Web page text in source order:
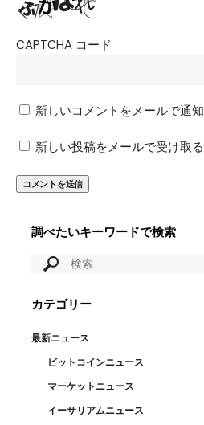
CAPTCHA コード
新しいコメントをメールで通知
新しい投稿をメールで受け取る
調べたいキーワードで検索
カテゴリー
最新ニュース
ビットコインニュース
マーケットニュース
イーサリアムニュース